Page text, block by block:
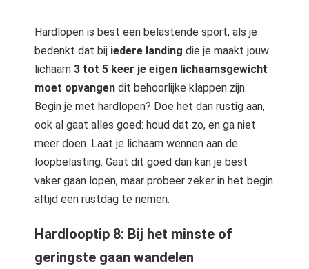
Hardlopen is best een belastende sport, als je
bedenkt dat bij iedere landing die je maakt jouw
lichaam 3 tot 5 keer je eigen lichaamsgewicht
moet opvangen dit behoorlijke klappen zijn.
Begin je met hardlopen? Doe het dan rustig aan,
ook al gaat alles goed: houd dat zo, en ga niet
meer doen. Laat je lichaam wennen aan de
loopbelasting. Gaat dit goed dan kan je best
vaker gaan lopen, maar probeer zeker in het begin
altijd een rustdag te nemen.
Hardlooptip 8: Bij het minste of
geringste gaan wandelen